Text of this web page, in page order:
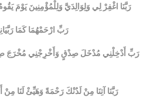
رَبَّنَا اغْفِرْ لِي وَلِوَالِدَيَّ وَلِلْمُؤْمِنِينَ يَوْمَ
رَبِّ ارْحَمْهُمَا كَمَا
رَبِّ أَدْخِلْنِي مُدْخَلَ صِدْقٍ وَأَخْرِجْنِي مُخْرَجَ
رَبَّنَا آتِنَا مِنْ لَدُنْكَ رَحْمَةً وَهَيِّئْ لَنَا مِنْ